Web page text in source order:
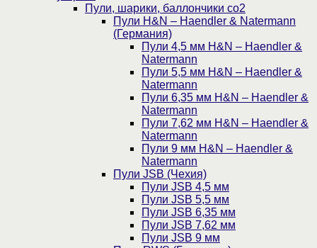
Пули, шарики, баллончики со2
Пули H&N – Haendler & Natermann
(Германия)
Пули 4,5 мм H&N – Haendler &
Natermann
Пули 5,5 мм H&N – Haendler &
Natermann
Пули 6,35 мм H&N – Haendler &
Natermann
Пули 7,62 мм H&N – Haendler &
Natermann
Пули 9 мм H&N – Haendler &
Natermann
Пули JSB (Чехия)
Пули JSB 4,5 мм
Пули JSB 5,5 мм
Пули JSB 6,35 мм
Пули JSB 7,62 мм
Пули JSB 9 мм